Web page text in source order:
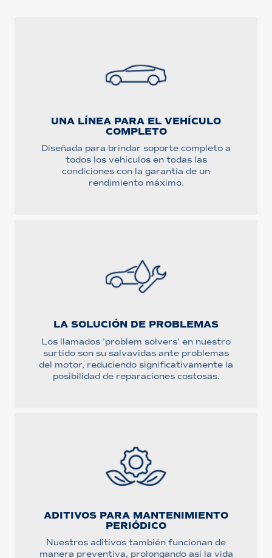
UNA LÍNEA PARA EL VEHÍCULO
COMPLETO
Diseñada para brindar soporte completo a
todos los vehículos en todas las
condiciones con la garantía de un
rendimiento máximo.
LA SOLUCIÓN DE PROBLEMAS
Los llamados 'problem solvers' en nuestro
surtido son su salvavidas ante problemas
del motor, reduciendo significativamente la
posibilidad de reparaciones costosas.
ADITIVOS PARA MANTENIMIENTO
PERIÓDICO
Nuestros aditivos también funcionan de
manera preventiva, prolongando así la vida